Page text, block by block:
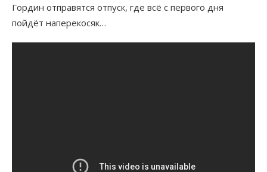
Гордин отправятся отпуск, где всё с первого дня
пойдёт наперекосяк…